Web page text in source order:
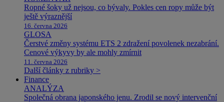
Ropné šoky už nejsou, co bývaly. Pokles cen ropy může být
ještě výraznější
16. června 2026
GLOSA
Čerstvé změny systému ETS 2 zdražení povolenek nezabrání.
Cenové výkyvy by ale mohly zmírnit
11. června 2026
Další články z rubriky >
Finance
ANALÝZA
Společná obrana japonského jenu. Zrodil se nový intervenční